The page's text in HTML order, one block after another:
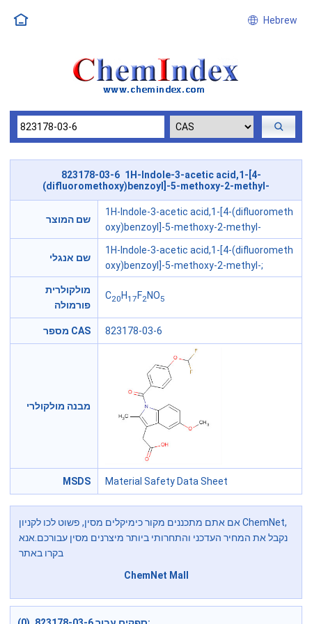
Hebrew
823178-03-6 1H-Indole-3-acetic acid,1-[4-
(difluoromethoxy)benzoyl]-5-methoxy-2-methyl-
שם המוצר
1H-Indole-3-acetic acid,1-[4-(difluorometh
oxy)benzoyl]-5-methoxy-2-methyl-
שם אנגלי
1H-Indole-3-acetic acid,1-[4-(difluorometh
oxy)benzoyl]-5-methoxy-2-methyl-;
מולקולרית
פורמולה
C20 H17 F2NO5
מספר CAS 823178-03-6
מבנה מולקולרי
MSDS Material Safety Data Sheet
אם אתם מתכננים מקור כימיקלים מסין, פשוט לכו לקניון ChemNet,
נקבל את המחיר העדכני והתחרותי ביותר מיצרנים מסין עבורכם.אנא
בקרו באתר
ChemNet Mall